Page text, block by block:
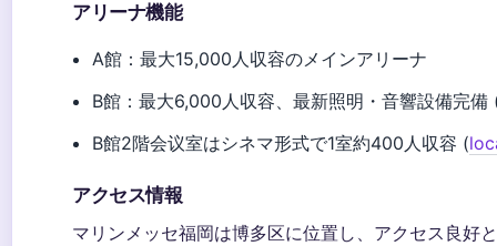
アリーナ機能
A館：最大15,000人収容のメインアリーナ
B館：最大6,000人収容、最新照明・音響設備完
B館2階会议室はシネマ形式で1室約400人収容 (
アクセス情報
マリンメッセ福岡は博多区に位置し、アクセス良好